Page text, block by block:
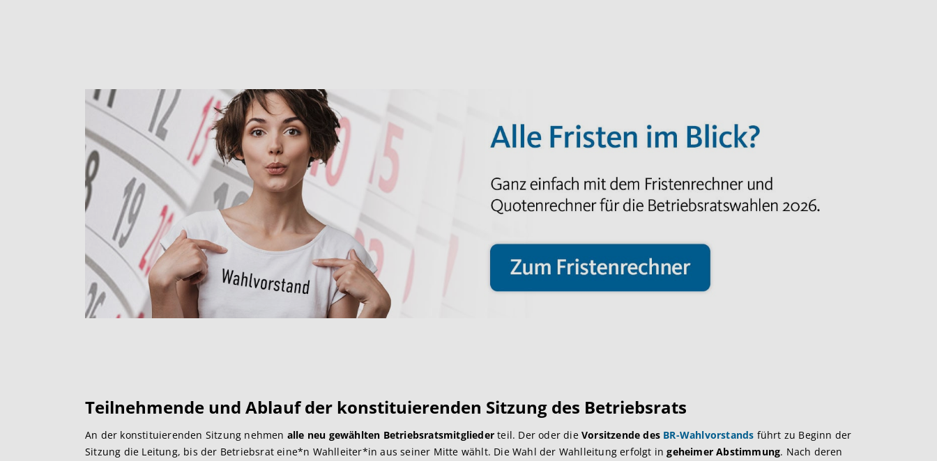
Teilnehmende und Ablauf der konstituierenden Sitzung des Betriebsrats
An der konstituierenden Sitzung nehmen alle neu gewählten Betriebsratsmitglieder teil. Der oder dieVorsitzende des BR-Wahlvorstands führt zu Beginn der
Sitzung die Leitung, bis der Betriebsrat eine*n Wahlleiter*in aus seiner Mitte wählt. Die Wahl der Wahlleitung erfolgt ingeheimer Abstimmung. Nach deren